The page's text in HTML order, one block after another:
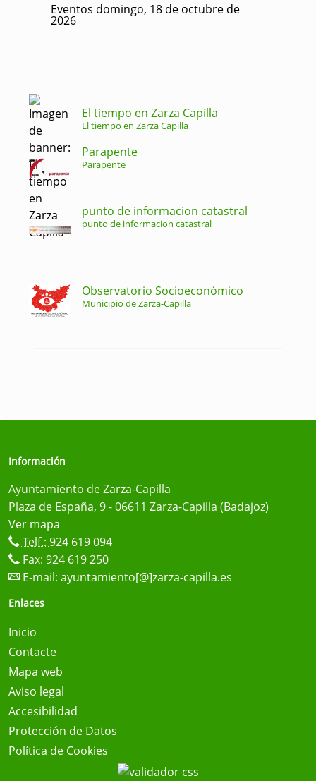
Eventos domingo, 18 de octubre de
2026
El tiempo en Zarza Capilla
El tiempo en Zarza Capilla
Parapente
Parapente
punto de informacion catastral
punto de informacion catastral
Observatorio Socioeconómico
Municipio de Zarza-Capilla
Información
Ayuntamiento de Zarza-Capilla
Plaza de España, 9 - 06611 Zarza-Capilla (Badajoz)
Ver mapa
Telf.: 924 619 094
Fax: 924 619 250
E-mail: ayuntamiento[@]zarza-capilla.es
Enlaces
Inicio
Contacte
Mapa web
Aviso legal
Accesibilidad
Protección de Datos
Política de Cookies